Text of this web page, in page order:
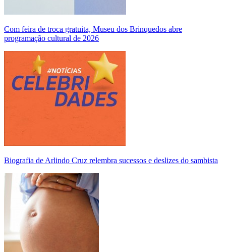
Com feira de troca gratuita, Museu dos Brinquedos abre
programação cultural de 2026
Biografia de Arlindo Cruz relembra sucessos e deslizes do sambista